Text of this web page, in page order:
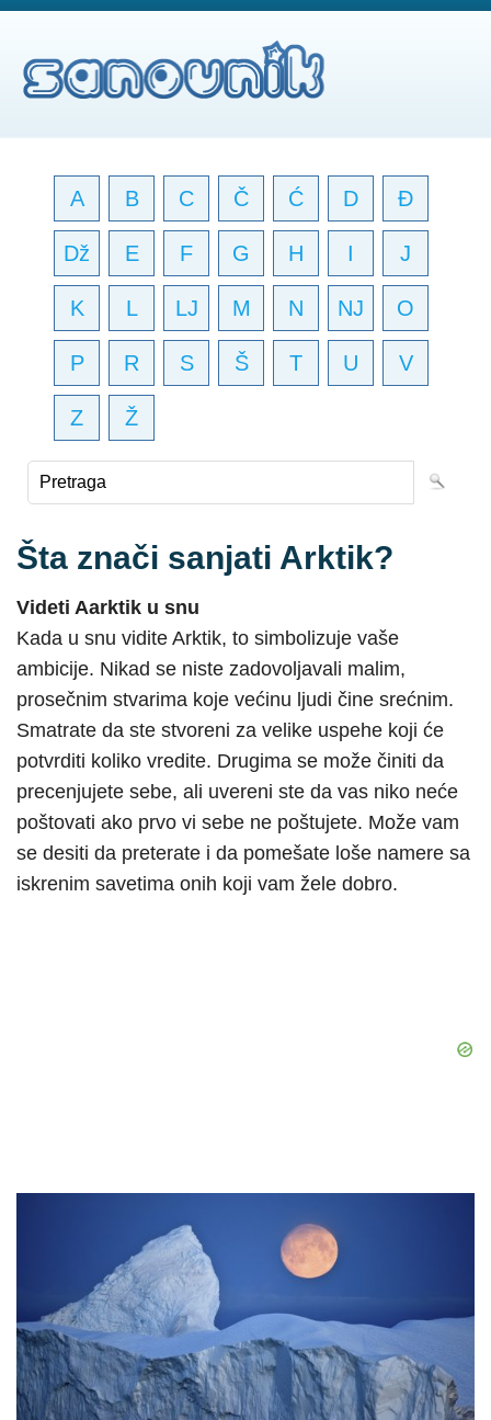
A B C Č Ć D Đ
Dž E F G H I J
K L LJ M N NJ O
P R S Š T U V
Z Ž
Šta znači sanjati Arktik?
Videti Aarktik u snu
Kada u snu vidite Arktik, to simbolizuje vaše
ambicije. Nikad se niste zadovoljavali malim,
prosečnim stvarima koje većinu ljudi čine srećnim.
Smatrate da ste stvoreni za velike uspehe koji će
potvrditi koliko vredite. Drugima se može činiti da
precenjujete sebe, ali uvereni ste da vas niko neće
poštovati ako prvo vi sebe ne poštujete. Može vam
se desiti da preterate i da pomešate loše namere sa
iskrenim savetima onih koji vam žele dobro.